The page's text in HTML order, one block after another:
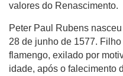
valores do Renascimento.
Peter Paul Rubens
28 de junho de 1577.
flamengo, exilado por
idade, após o falecimento